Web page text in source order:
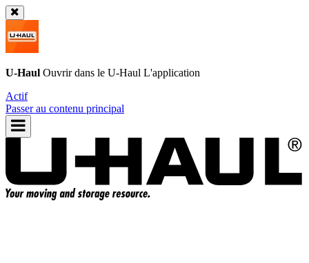
U-Haul Ouvrir dans le U-Haul L'application
Actif
Passer au contenu principal